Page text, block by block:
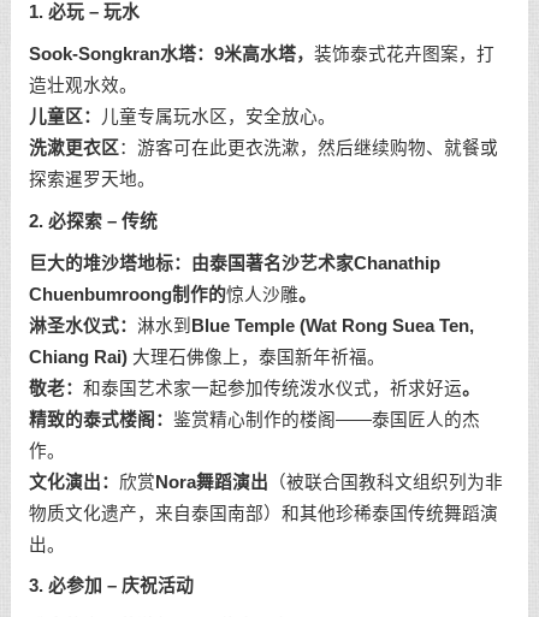
1. 必玩 – 玩水
Sook-Songkran水塔： 9米高水塔， 装饰泰式花卉图案，打
造壮观水效。
儿童区：
儿童专属玩水区，安全放心。
洗漱更衣区 ：游客可在此更衣洗漱，然后继续购物、就餐或
探索暹罗天地。
2. 必探索 – 传统
巨大的堆沙塔地标：由泰国著名沙艺术家Chanathip
Chuenbumroong制作的惊人沙雕。
淋圣水仪式： 淋水到 Blue Temple (Wat Rong Suea Ten,
Chiang Rai)大理石佛像上，泰国新年祈福。
敬老： 和泰国艺术家一起参加传统泼水仪式，祈求好运。
精致的泰式楼阁： 鉴赏精心制作的楼阁——泰国匠人的杰
作。
文化演出： 欣赏Nora舞蹈演出 （被联合国教科文组织列为非
物质文化遗产，来自泰国南部）和其他珍稀泰国传统舞蹈演
出。
3. 必参加 – 庆祝活动